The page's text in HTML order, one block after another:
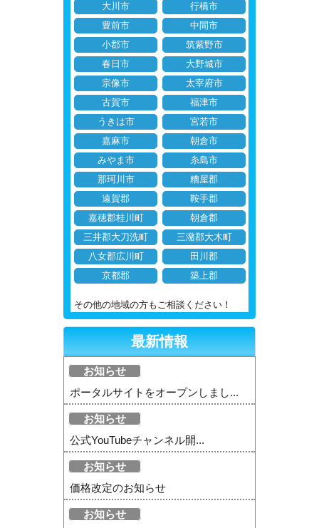
大川市
行橋市
豊前市
中間市
小郡市
筑紫野市
春日市
大野城市
宗像市
太宰府市
古賀市
福津市
うきは市
宮若市
嘉麻市
朝倉市
みやま市
糸島市
那珂川市
糟屋郡
遠賀郡
鞍手郡
嘉穂郡桂川町
朝倉郡
三井郡大刀洗町
三潴郡大木町
八女郡広川町
田川郡
京都郡
築上郡
その他の地域の方もご相談ください！
最新情報
お知らせ
ポータルサイトをオープンしまし...
お知らせ
公式YouTubeチャンネル開...
お知らせ
価格改定のお知らせ
お知らせ